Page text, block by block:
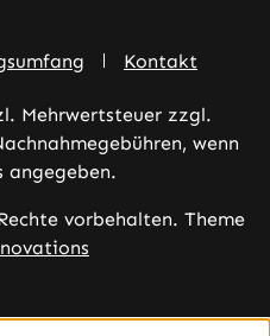
Kontakt
Mehrwertsteuer zzgl.
wenn
angegeben.
vorbehalten. Theme